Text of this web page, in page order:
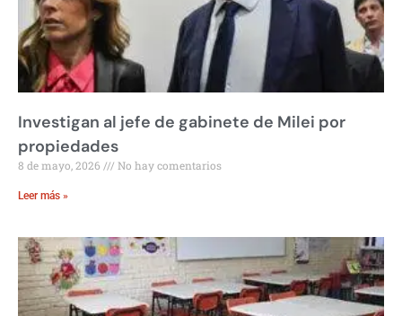
Investigan al jefe de gabinete de Milei por
propiedades
8 de mayo, 2026 No hay comentarios
Leer más »